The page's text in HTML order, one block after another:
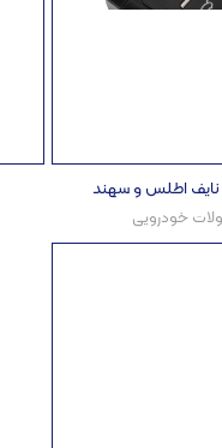
اطلس و سهند
خودرویی